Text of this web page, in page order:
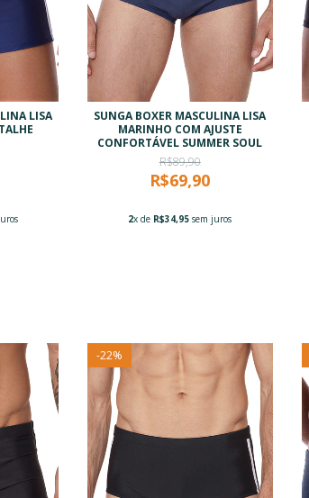
LISA
SUNGA BOXER MASCULINA LISA
MARINHO COM AJUSTE
CONFORTÁVEL SUMMER SOUL
R$89,90
R$69,90
2x de R$34,95 sem juros
-22%